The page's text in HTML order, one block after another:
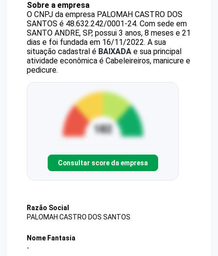
Sobre a empresa
O CNPJ da empresa PALOMAH CASTRO DOS
SANTOS é 48.632.242/0001-24. Com sede em
SANTO ANDRE, SP, possui 3 anos, 8 meses e 21
dias e foi fundada em 16/11/2022. A sua
situação cadastral é BAIXADA e sua principal
atividade econômica é Cabeleireiros, manicure e
pedicure.
Consultar score da empresa
Razão Social
PALOMAH CASTRO DOS SANTOS
Nome Fantasia
-